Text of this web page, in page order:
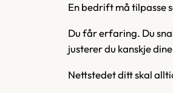
En bedrift må tilpasse
Du får erfaring. Du
justerer du kanskje
Nettstedet ditt skal